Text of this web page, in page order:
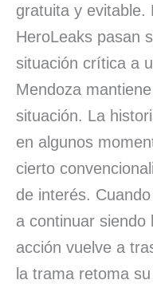
gratuita y evitable.
HeroLeaks pasan
situación crítica a
Mendoza
situación. La
en algunos
cierto
de interés.
a continuar siendo
acción vuelve a
la trama retoma